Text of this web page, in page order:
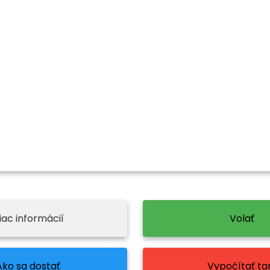
informácií Volať
sa dostať Vypočítať